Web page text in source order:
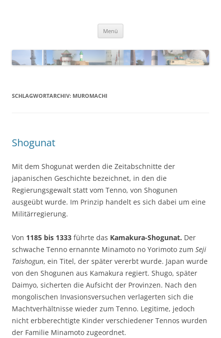
Menü
SCHLAGWORTARCHIV: MUROMACHI
Shogunat
Mit dem Shogunat werden die Zeitabschnitte der
japanischen Geschichte bezeichnet, in den die
Regierungsgewalt statt vom Tenno, von Shogunen
ausgeübt wurde. Im Prinzip handelt es sich dabei um eine
Militärregierung.
Von 1185 bis 1333 führte das Kamakura-Shogunat. Der
schwache Tenno ernannte Minamoto no Yorimoto zum Seji
Taishogun, ein Titel, der später vererbt wurde. Japan wurde
von den Shogunen aus Kamakura regiert. Shugo, später
Daimyo, sicherten die Aufsicht der Provinzen. Nach den
mongolischen Invasionsversuchen verlagerten sich die
Machtverhältnisse wieder zum Tenno. Legitime, jedoch
nicht erbberechtigte Kinder verschiedener Tennos wurden
der Familie Minamoto zugeordnet.